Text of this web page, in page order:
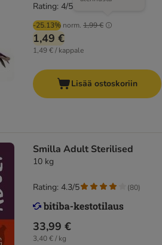
-25.13% norm. 1,99 €
1,49 €
1,49 € / kappale
Rating: 4/5
Lisää ostoskoriin
Smilla Adult Sterilised
10 kg
33,99 €
3,40 € / kg
Rating: 4.3/5 (80)